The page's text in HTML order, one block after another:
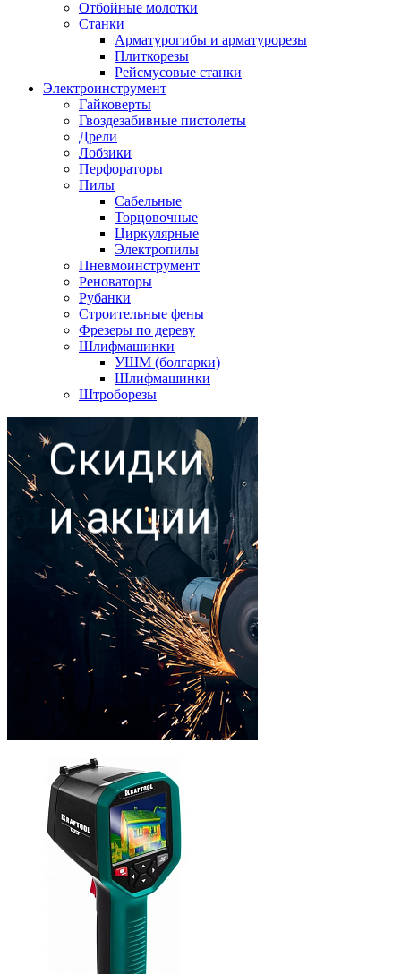
Отбойные молотки
Станки
Арматурогибы и арматурорезы
Плиткорезы
Рейсмусовые станки
Электроинструмент
Гайковерты
Гвоздезабивные пистолеты
Дрели
Лобзики
Перфораторы
Пилы
Сабельные
Торцовочные
Циркулярные
Электропилы
Пневмоинструмент
Реноваторы
Рубанки
Строительные фены
Фрезеры по дереву
Шлифмашинки
УШМ (болгарки)
Шлифмашинки
Штроборезы